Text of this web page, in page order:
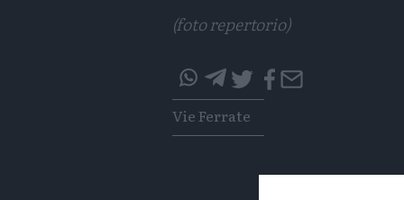
(foto repertorio)
questo
articolo
questo
articolo
Tags
Vie Ferrate